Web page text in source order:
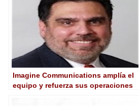
Imagine Communications amplía el
equipo y refuerza sus operaciones